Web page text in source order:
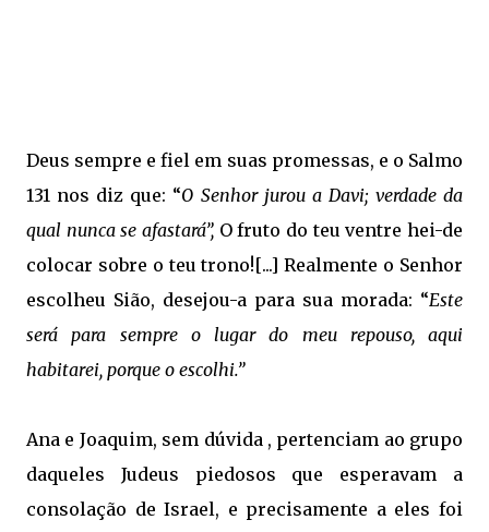
Deus sempre e fiel em suas promessas, e o Salmo
131 nos diz que: “O Senhor jurou a Davi; verdade da
qual nunca se afastará”, O fruto do teu ventre hei-de
colocar sobre o teu trono![...] Realmente o Senhor
escolheu Sião, desejou-a para sua morada: “Este
será para sempre o lugar do meu repouso, aqui
habitarei, porque o escolhi.”
Ana e Joaquim, sem dúvida , pertenciam ao grupo
daqueles Judeus piedosos que esperavam a
consolação de Israel, e precisamente a eles foi